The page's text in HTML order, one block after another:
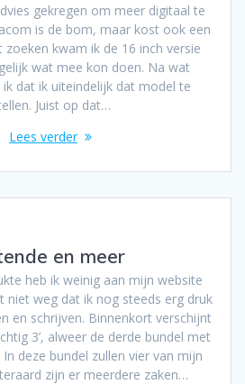
gekregen om meer digitaal te
is de bom, maar kost ook een
zoeken kwam ik de 16 inch versie
wat mee kon doen. Na wat
dat ik uiteindelijk dat model te
Juist op dat…
Lees verder
en meer
heb ik weinig aan mijn website
niet weg dat ik nog steeds erg druk
en schrijven. Binnenkort verschijnt
3’, alweer de derde bundel met
deze bundel zullen vier van mijn
zijn er meerdere zaken…